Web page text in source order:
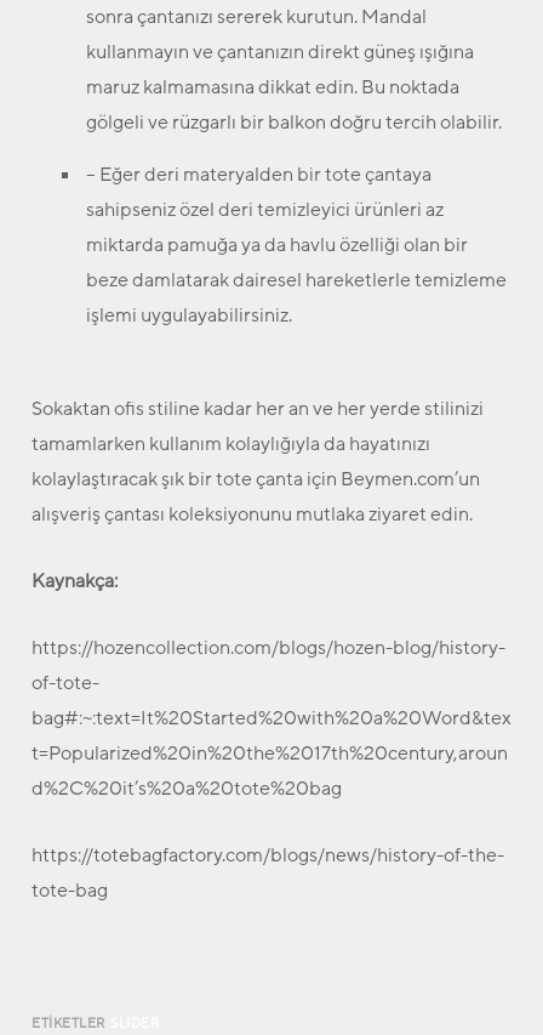
sonra çantanızı sererek kurutun. Mandal
kullanmayın ve çantanızın direkt güneş ışığına
maruz kalmamasına dikkat edin. Bu noktada
gölgeli ve rüzgarlı bir balkon doğru tercih olabilir.
– Eğer deri materyalden bir tote çantaya
sahipseniz özel deri temizleyici ürünleri az
miktarda pamuğa ya da havlu özelliği olan bir
beze damlatarak dairesel hareketlerle temizleme
işlemi uygulayabilirsiniz.
Sokaktan ofis stiline kadar her an ve her yerde stilinizi
tamamlarken kullanım kolaylığıyla da hayatınızı
kolaylaştıracak şık bir tote çanta için Beymen.com’un
alışveriş çantası koleksiyonunu mutlaka ziyaret edin.
Kaynakça:
https://hozencollection.com/blogs/hozen-blog/history-
of-tote-
bag#:~:text=It%20Started%20with%20a%20Word&tex
t=Popularized%20in%20the%2017th%20century,aroun
d%2C%20it’s%20a%20tote%20bag
https://totebagfactory.com/blogs/news/history-of-the-
tote-bag
ETIKETLER